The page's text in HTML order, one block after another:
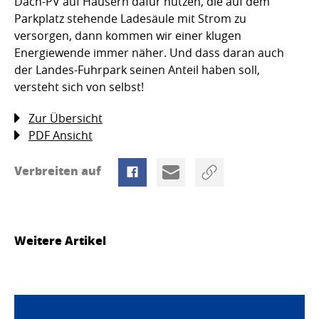
Parkplatz stehende Ladesäule mit Strom zu
versorgen, dann kommen wir einer klugen
Energiewende immer näher. Und dass daran auch
der Landes-Fuhrpark seinen Anteil haben soll,
versteht sich von selbst!
Zur Übersicht
PDF Ansicht
Verbreiten auf
Weitere Artikel